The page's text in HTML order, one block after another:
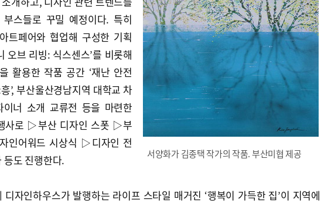
서양화가 김종택 작가의 작품. 부산미협 제공
부스들로 꾸밀 예정이다. 특히
트페어와 협업해 구성한 기획
오브 리빙: 식스센스’를 비롯해
활용한 작품 공간 ‘재난 안전
’, 부산울산경남지역 대학교 차
이너 소개 교류전 등을 마련한
사로 ▷부산 디자인 스폿 ▷부
인어워드 시상식 ▷디자인 전
등도 진행한다.
디자인하우스가 발행하는 라이프 스타일 매거진 ‘행복이 가득한 집’이 지역에